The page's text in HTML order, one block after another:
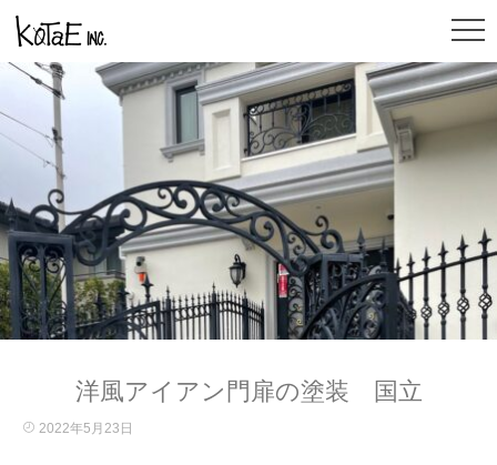
洋風アイアン門扉の塗装 国立
2022年5月23日